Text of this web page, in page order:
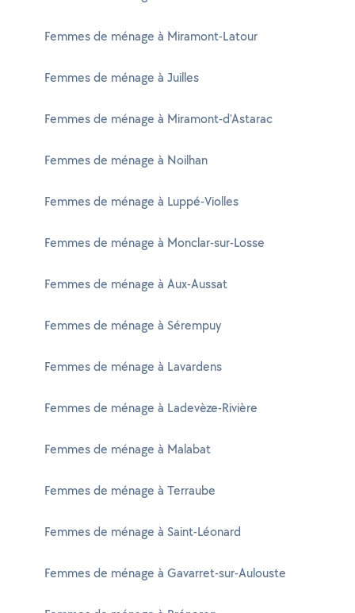
Femmes de ménage à Miramont-Latour
Femmes de ménage à Juilles
Femmes de ménage à Miramont-d'Astarac
Femmes de ménage à Noilhan
Femmes de ménage à Luppé-Violles
Femmes de ménage à Monclar-sur-Losse
Femmes de ménage à Aux-Aussat
Femmes de ménage à Sérempuy
Femmes de ménage à Lavardens
Femmes de ménage à Ladevèze-Rivière
Femmes de ménage à Malabat
Femmes de ménage à Terraube
Femmes de ménage à Saint-Léonard
Femmes de ménage à Gavarret-sur-Aulouste